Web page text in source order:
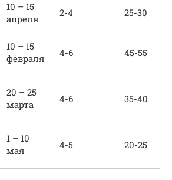
10 – 15
апреля
2-4 25-30
10 – 15
февраля
4-6 45-55
20 – 25
марта
4-6 35-40
1 – 10
мая
4-5 20-25